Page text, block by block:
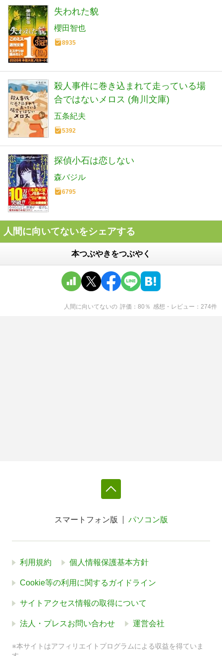
失われた貌
櫻田智也
8935
殺人事件に巻き込まれて走っている場
合ではないメロス (角川文庫)
五条紀夫
5392
探偵小石は恋しない
森バジル
6795
人間に向いてないをシェアする
本つぶやきをつぶやく
人間に向いてないの 評価 80 ％ 感想・レビュー 274件
スマートフォン版 パソコン版
利用規約 個人情報保護基本方針
Cookie等の利用に関するガイドライン
サイトアクセス情報の取得について
法人・プレスお問い合わせ 運営会社
※本サイトはアフィリエイトプログラムによる収益を得ていま